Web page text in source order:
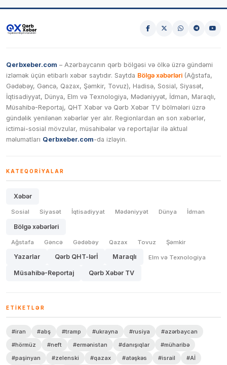
Qerbxeber.com – Azərbaycanın qərb bölgəsi və ölkə üzrə gündəmi
izləmək üçün etibarlı xəbər saytıdır. Saytda Bölgə xəbərləri (Ağstafa,
Gədəbəy, Gəncə, Qazax, Şəmkir, Tovuz), Hadisə, Sosial, Siyasət,
İqtisadiyyat, Dünya, Elm və Texnologiya, Mədəniyyət, İdman, Maraqlı,
Müsahibə-Reportaj, QHT Xəbər və Qərb Xəbər TV bölmələri üzrə
gündəlik yenilənən xəbərlər yer alır. Regionlardan ən son xəbərlər,
ictimai-sosial mövzular, müsahibələr və reportajlar ilə aktual
məlumatları Qerbxeber.com-da izləyin.
KATEQORIYALAR
Xəbər
Sosial Siyasət İqtisadiyyat Mədəniyyət Dünya İdman
Bölgə xəbərləri
Ağstafa Gəncə Gədəbəy Qazax Tovuz Şəmkir
Yazarlar Qərb QHT-lərİ Maraqlı Elm və Texnologiya
Müsahibə-Reportaj Qərb Xəbər TV
ETIKETLƏR
#iran #abş #tramp #ukrayna #rusiya
#azərbaycan
#hörmüz
#neft #ermənistan #danışıqlar
#müharibə
#paşinyan
#zelenski #qazax #atəşkəs #israil #Aİ